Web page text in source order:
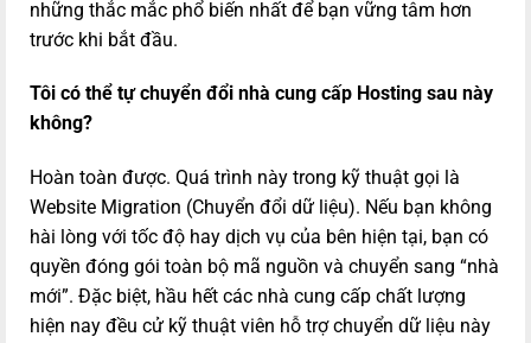
những thắc mắc phổ biến nhất để bạn vững tâm hơn
trước khi bắt đầu.
Tôi có thể tự chuyển đổi nhà cung cấp Hosting sau này
không?
Hoàn toàn được. Quá trình này trong kỹ thuật gọi là
Website Migration (Chuyển đổi dữ liệu). Nếu bạn không
hài lòng với tốc độ hay dịch vụ của bên hiện tại, bạn có
quyền đóng gói toàn bộ mã nguồn và chuyển sang “nhà
mới”. Đặc biệt, hầu hết các nhà cung cấp chất lượng
hiện nay đều cử kỹ thuật viên hỗ trợ chuyển dữ liệu này